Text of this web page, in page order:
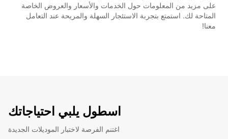
على مزيد من المعلومات حول الخدمات والأسعار والعروض الخاصة
المتاحة لك. استمتع بتجربة الاستئجار السهلة والمريحة عند التعامل
معنا!
اسطول يلبي احتياجاتك
اغتنم الفرصة لاختبار الموديلات الجديدة